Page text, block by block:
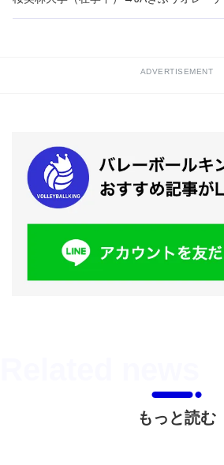
ADVERTISEMENT
もっと読む